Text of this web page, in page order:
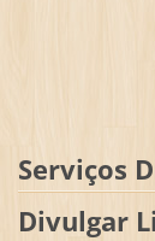
Serviços
Divulgar